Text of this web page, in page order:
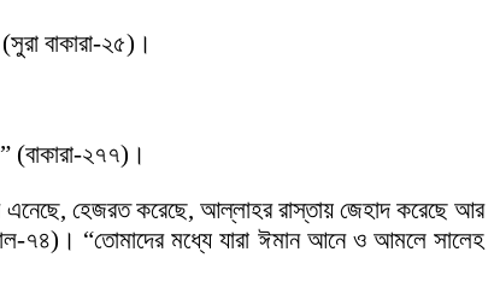
বাকারা-২৫)।
(বাকারা-২৭৭)।
এনেছে, হেজরত করেছে, আল্লাহর রাস্তায় জেহাদ করেছে আর
৭৪)। “তোমাদের মধ্যে যারা ঈমান আনে ও আমলে সালেহ